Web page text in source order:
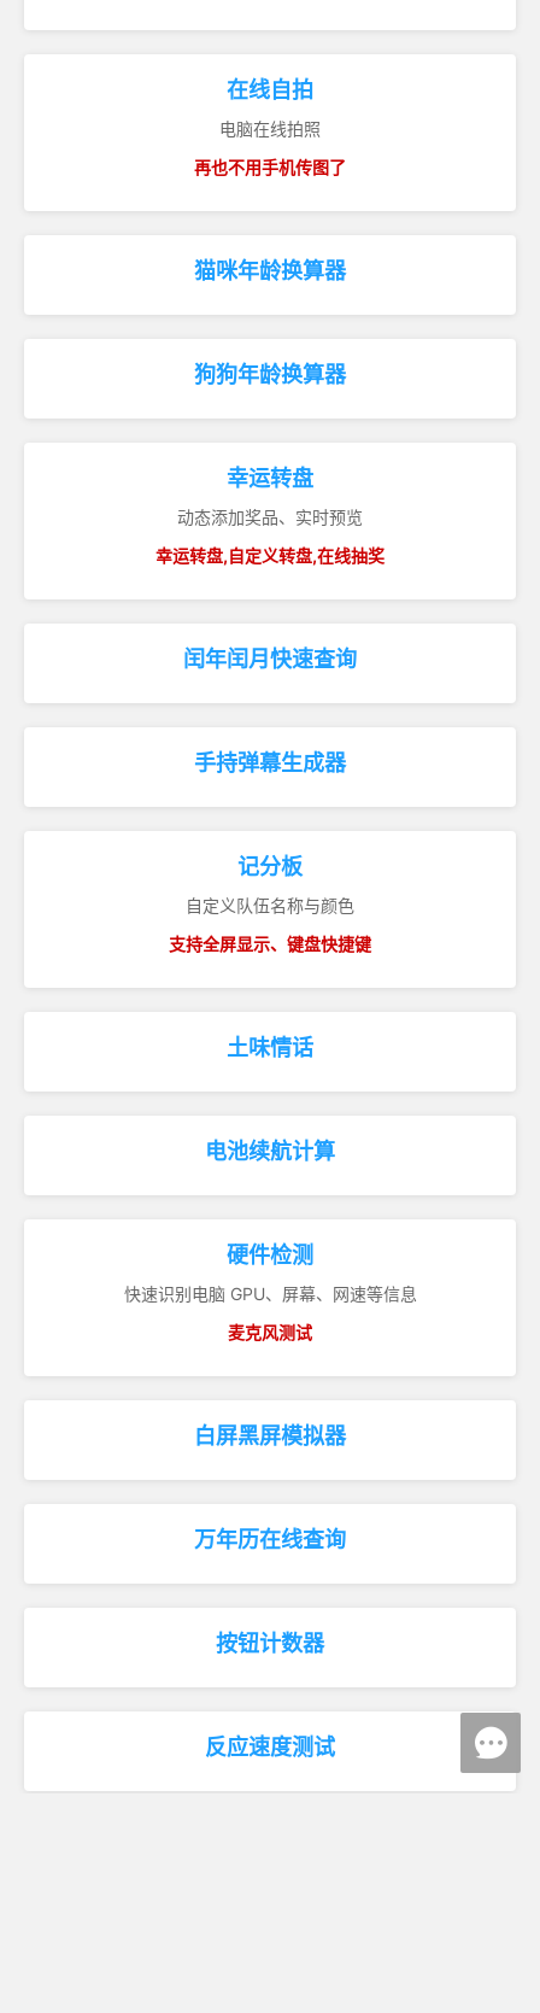
在线自拍
电脑在线拍照
再也不用手机传图了
猫咪年龄换算器
狗狗年龄换算器
幸运转盘
动态添加奖品、实时预览
幸运转盘,自定义转盘,在线抽奖
闰年闰月快速查询
手持弹幕生成器
记分板
自定义队伍名称与颜色
支持全屏显示、键盘快捷键
土味情话
电池续航计算
硬件检测
快速识别电脑 GPU、屏幕、网速等信息
麦克风测试
白屏黑屏模拟器
万年历在线查询
按钮计数器
反应速度测试